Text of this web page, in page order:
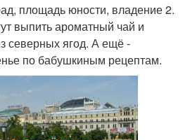
площадь юности, владение 2.
выпить ароматный чай и
северных ягод. А ещё -
по бабушкиным рецептам.